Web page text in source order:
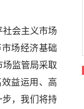
社会主义市场
场经济基础
场监管局采取
益运用、高
，我们将持